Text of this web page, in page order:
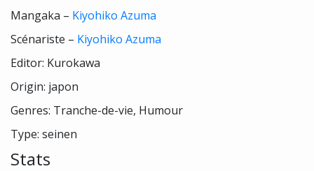
Mangaka – Kiyohiko Azuma
Scénariste – Kiyohiko Azuma
Editor: Kurokawa
Origin: japon
Genres: Tranche-de-vie, Humour
Type: seinen
Stats